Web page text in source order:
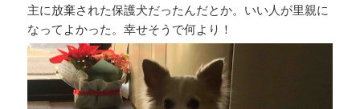
主に放棄された保護犬だったんだとか。いい人が里親に
なってよかった。幸せそうで何より！